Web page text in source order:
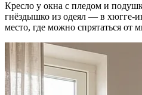
Кресло у окна с пледом и
гнёздышко из одеял — в хюгге-
место, где можно спрятаться от